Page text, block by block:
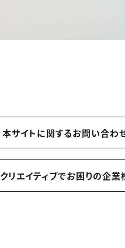
本サイトに関するお問い合わ
クリエイティブでお困りの企業